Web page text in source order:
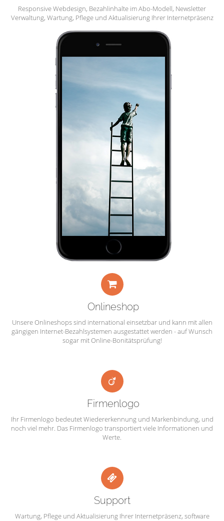
Responsive Webdesign, Bezahlinhalte im Abo-Modell, Newsletter
Verwaltung, Wartung, Pflege und Aktualisierung Ihrer Internetpräsenz
Onlineshop
Unsere Onlineshops sind international einsetzbar und kann mit allen
gängigen Internet-Bezahlsystemen ausgestattet werden - auf Wunsch
sogar mit Online-Bonitätsprüfung!
Firmenlogo
Ihr Firmenlogo bedeutet Wiedererkennung und Markenbindung, und
noch viel mehr. Das Firmenlogo transportiert viele Informationen und
Werte.
Support
Wartung, Pflege und Aktualisierung Ihrer Internetpräsenz, software